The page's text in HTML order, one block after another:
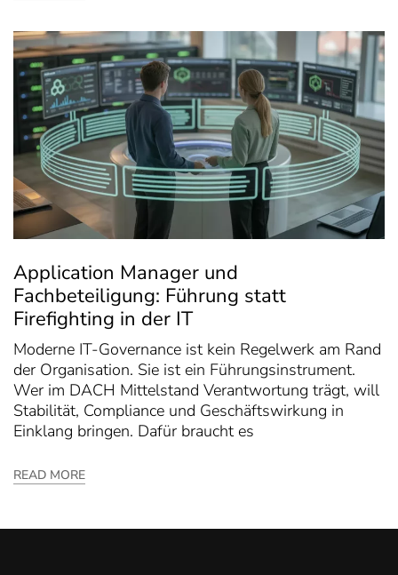
Application Manager und
Fachbeteiligung: Führung statt
Firefighting in der IT
Moderne IT-Governance ist kein Regelwerk am Rand
der Organisation. Sie ist ein Führungsinstrument.
Wer im DACH Mittelstand Verantwortung trägt, will
Stabilität, Compliance und Geschäftswirkung in
Einklang bringen. Dafür braucht es
READ MORE